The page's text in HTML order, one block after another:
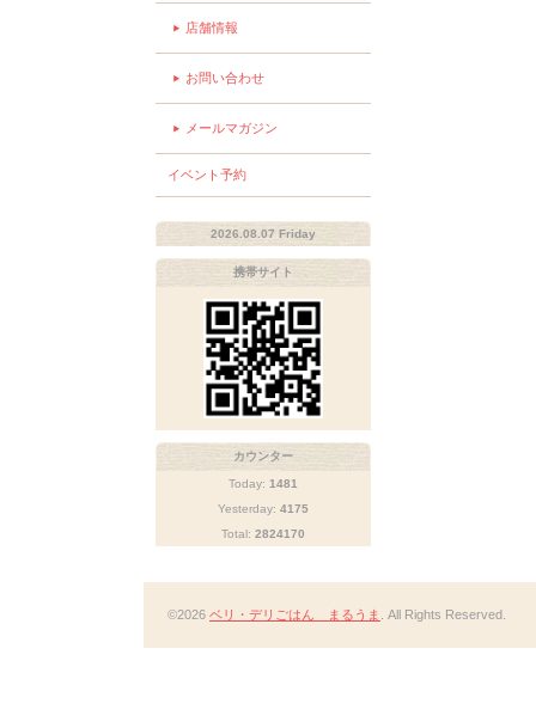
店舗情報
お問い合わせ
メールマガジン
イベント予約
2026.08.07 Friday
携帯サイト
カウンター
Today: 1481
Yesterday: 4175
Total: 2824170
©2026 ベリ・デリごはん まるうま . All Rights Reserved.